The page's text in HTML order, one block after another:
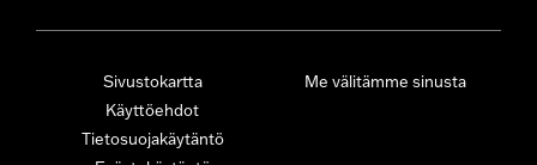
Sivustokartta
Käyttöehdot
Tietosuojakäytäntö
Me välitämme sinusta